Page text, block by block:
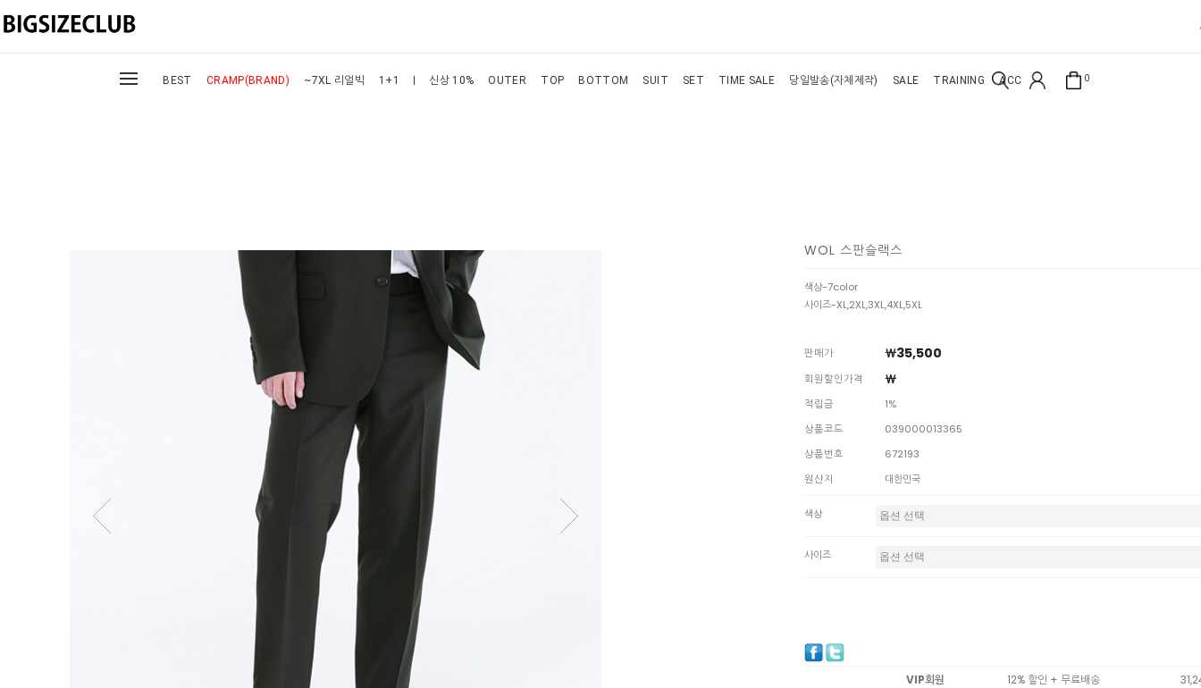
BEST CRAMP(BRAND) ~7XL 리얼빅 1+1 신상 10% OUTER TOP BOTTOM SUIT SET TIME SALE 당일발송(자체제작) SALE TRAINING ACC 0
WOL 스판슬랙스
색상-7color
사이즈-XL,2XL,3XL,4XL,5XL
판매가 ￦35,500
회원할인가격 ￦
적립금
1%
상품코드
039000013365
상품번호
672193
원산지
대한민국
색상
사이즈
VIP회원 12% 할인 + 무료배송